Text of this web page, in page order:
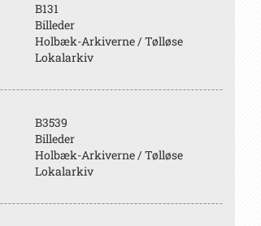
B131
Billeder
Holbæk-Arkiverne / Tølløse
Lokalarkiv
B3539
Billeder
Holbæk-Arkiverne / Tølløse
Lokalarkiv